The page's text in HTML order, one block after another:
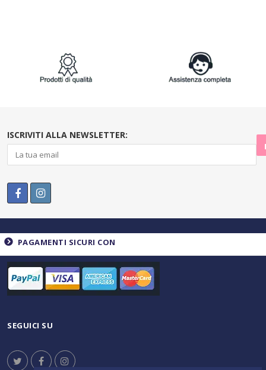
ISCRIVITI ALLA NEWSLETTER:
PAGAMENTI SICURI CON
SEGUICI SU